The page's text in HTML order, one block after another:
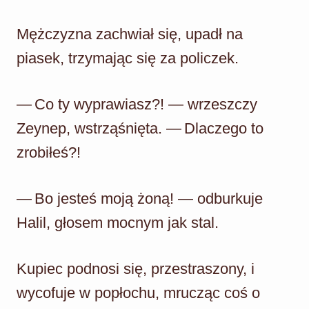
Mężczyzna zachwiał się, upadł na
piasek, trzymając się za policzek.
— Co ty wyprawiasz?! — wrzeszczy
Zeynep, wstrząśnięta. — Dlaczego to
zrobiłeś?!
— Bo jesteś moją żoną! — odburkuje
Halil, głosem mocnym jak stal.
Kupiec podnosi się, przestraszony, i
wycofuje w popłochu, mrucząc coś o